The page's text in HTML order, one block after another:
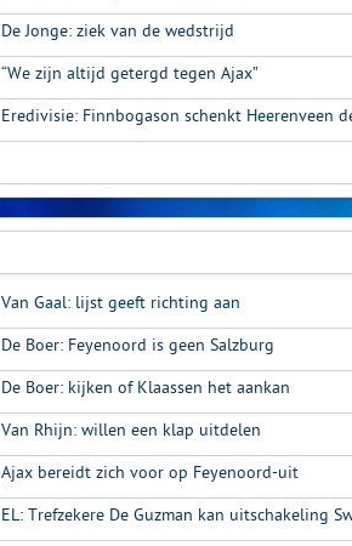
De Jonge: ziek van de wedstrijd
“We zijn altijd getergd tegen Ajax”
Eredivisie: Finnbogason schenkt Heerenveen
Van Gaal: lijst geeft richting aan
De Boer: Feyenoord is geen Salzburg
De Boer: kijken of Klaassen het aankan
Van Rhijn: willen een klap uitdelen
Ajax bereidt zich voor op Feyenoord-uit
EL: Trefzekere De Guzman kan uitschakeling